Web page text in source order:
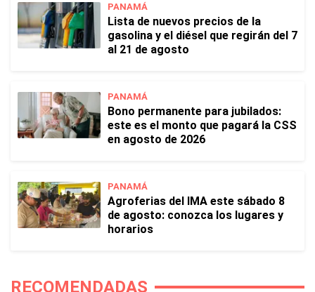
PANAMÁ
Lista de nuevos precios de la
gasolina y el diésel que regirán del 7
al 21 de agosto
PANAMÁ
Bono permanente para jubilados:
este es el monto que pagará la CSS
en agosto de 2026
PANAMÁ
Agroferias del IMA este sábado 8
de agosto: conozca los lugares y
horarios
RECOMENDADAS